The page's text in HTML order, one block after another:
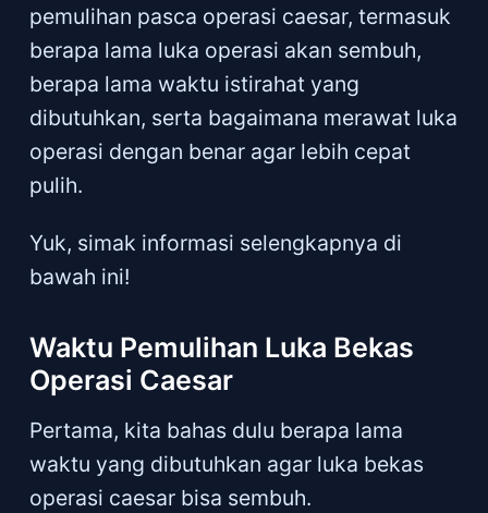
pemulihan pasca operasi caesar, termasuk
berapa lama luka operasi akan sembuh,
berapa lama waktu istirahat yang
dibutuhkan, serta bagaimana merawat luka
operasi dengan benar agar lebih cepat
pulih.
Yuk, simak informasi selengkapnya di
bawah ini!
Waktu Pemulihan Luka Bekas
Operasi Caesar
Pertama, kita bahas dulu berapa lama
waktu yang dibutuhkan agar luka bekas
operasi caesar bisa sembuh.